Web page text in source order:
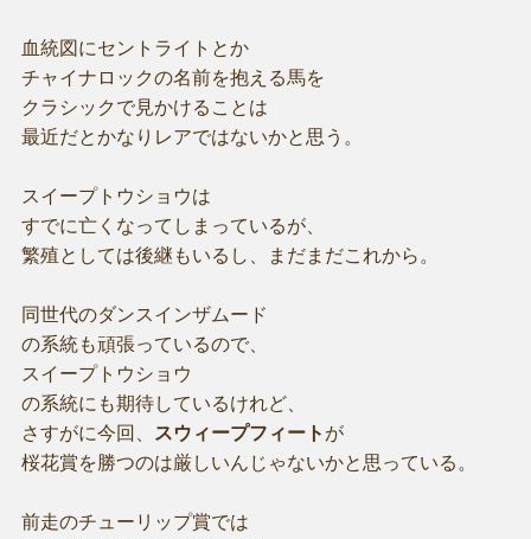
血統図にセントライトとか
チャイナロックの名前を抱える馬を
クラシックで見かけることは
最近だとかなりレアではないかと思う。
スイープトウショウは
すでに亡くなってしまっているが、
繁殖としては後継もいるし、まだまだこれから。
同世代のダンスインザムード
の系統も頑張っているので、
スイープトウショウ
の系統にも期待しているけれど、
さすがに今回、
スウィープフィート が
桜花賞を勝つのは厳しいんじゃないかと思っている。
前走のチューリップ賞では